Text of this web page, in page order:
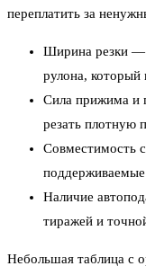
переплатить за
Ширина резки —
рулона, который
Сила прижима и
резать плотную
Совместимость
Наличие
тиражей и
Небольшая таблица с